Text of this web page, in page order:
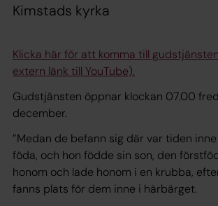
Kimstads kyrka
Klicka här för att komma till
extern länk till YouTube).
Gudstjänsten öppnar klockan 07.00
december.
”Medan de befann sig där var tiden
föda, och hon födde sin son, den
honom och lade honom i en krubba,
fanns plats för dem inne i härbärget.